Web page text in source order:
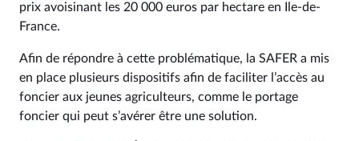
prix avoisinant les 20 000 euros par hectare en Ile-de-
France.
Afin de répondre à cette problématique, la SAFER a mis
en place plusieurs dispositifs afin de faciliter l’accès au
foncier aux jeunes agriculteurs, comme le portage
foncier qui peut s’avérer être une solution.